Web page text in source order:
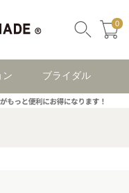
0
ン ブライダル